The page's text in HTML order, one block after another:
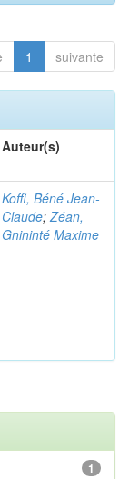
1 suivante
Auteur(s)
Koffi, Béné Jean-
Claude; Zéan,
Gnininté Maxime
1